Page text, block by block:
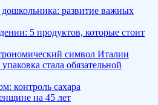
развитие важных
5 продуктов, которые стоит
символ Италии
стала обязательной
контроль сахара
на 45 лет